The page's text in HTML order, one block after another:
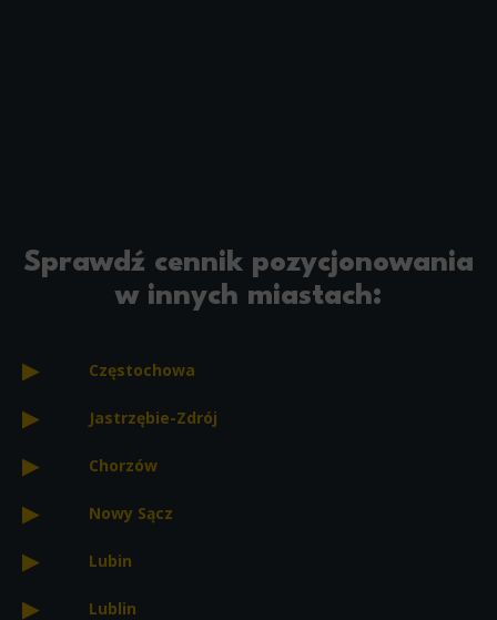
Sprawdź cennik pozycjonowania
w innych miastach:
Częstochowa
Jastrzębie-Zdrój
Chorzów
Nowy Sącz
Lubin
Lublin